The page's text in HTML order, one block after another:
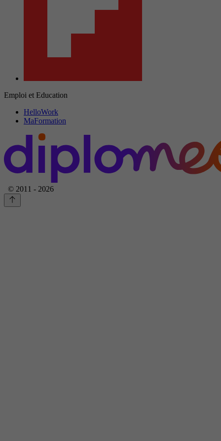
Emploi et Education
HelloWork
MaFormation
© 2011 - 2026